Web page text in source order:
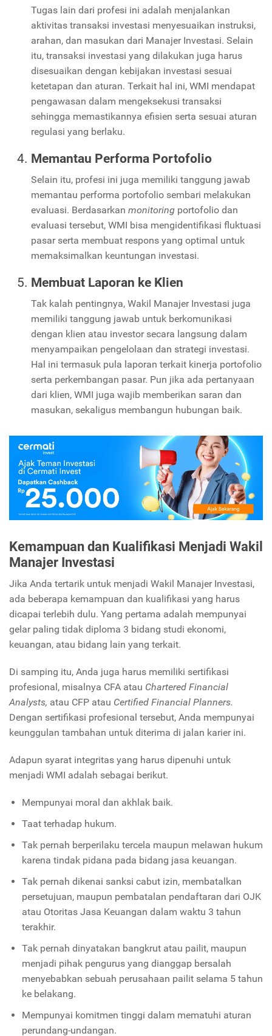
Tugas lain dari profesi ini adalah menjalankan
aktivitas transaksi investasi menyesuaikan instruksi,
arahan, dan masukan dari Manajer Investasi. Selain
itu, transaksi investasi yang dilakukan juga harus
disesuaikan dengan kebijakan investasi sesuai
ketetapan dan aturan. Terkait hal ini, WMI mendapat
pengawasan dalam mengeksekusi transaksi
sehingga memastikannya efisien serta sesuai aturan
regulasi yang berlaku.
Memantau Performa Portofolio
Selain itu, profesi ini juga memiliki tanggung jawab
memantau performa portofolio sembari melakukan
evaluasi. Berdasarkan monitoring portofolio dan
evaluasi tersebut, WMI bisa mengidentifikasi fluktuasi
pasar serta membuat respons yang optimal untuk
memaksimalkan keuntungan investasi.
Membuat Laporan ke Klien
Tak kalah pentingnya, Wakil Manajer Investasi juga
memiliki tanggung jawab untuk berkomunikasi
dengan klien atau investor secara langsung dalam
menyampaikan pengelolaan dan strategi investasi.
Hal ini termasuk pula laporan terkait kinerja portofolio
serta perkembangan pasar. Pun jika ada pertanyaan
dari klien, WMI juga wajib memberikan saran dan
masukan, sekaligus membangun hubungan baik.
Kemampuan dan Kualifikasi Menjadi Wakil
Manajer Investasi
Jika Anda tertarik untuk menjadi Wakil Manajer Investasi,
ada beberapa kemampuan dan kualifikasi yang harus
dicapai terlebih dulu. Yang pertama adalah mempunyai
gelar paling tidak diploma 3 bidang studi ekonomi,
keuangan, atau bidang lain yang terkait.
Di samping itu, Anda juga harus memiliki sertifikasi
profesional, misalnya CFA atau Chartered Financial
Analysts, atau CFP atau Certified Financial Planners.
Dengan sertifikasi profesional tersebut, Anda mempunyai
keunggulan tambahan untuk diterima di jalan karier ini.
Adapun syarat integritas yang harus dipenuhi untuk
menjadi WMI adalah sebagai berikut.
Mempunyai moral dan akhlak baik.
Taat terhadap hukum.
Tak pernah berperilaku tercela maupun melawan hukum
karena tindak pidana pada bidang jasa keuangan.
Tak pernah dikenai sanksi cabut izin, membatalkan
persetujuan, maupun pembatalan pendaftaran dari OJK
atau Otoritas Jasa Keuangan dalam waktu 3 tahun
terakhir.
Tak pernah dinyatakan bangkrut atau pailit, maupun
menjadi pihak pengurus yang dianggap bersalah
menyebabkan sebuah perusahaan pailit selama 5 tahun
ke belakang.
Mempunyai komitmen tinggi dalam mematuhi aturan
perundang-undangan.